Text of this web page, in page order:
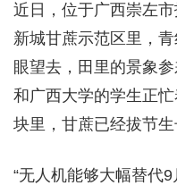
近日，位于广西崇左
新城甘蔗示范区里，
眼望去，田里的景象
和广西大学的学生正
块里，甘蔗已经拔节生
“无人机能够大幅替代